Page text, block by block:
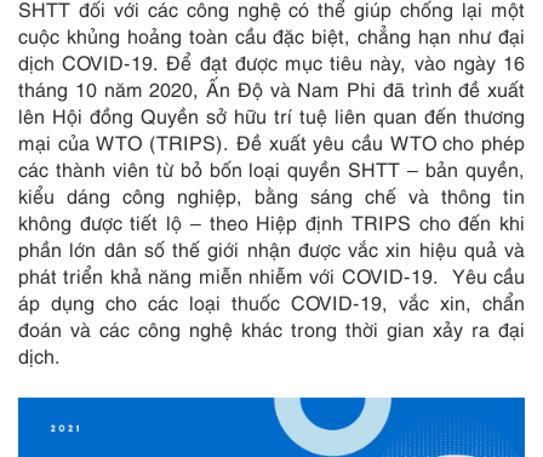
SHTT đối với các công nghệ có thể giúp chống lại một
cuộc khủng hoảng toàn cầu đặc biệt, chẳng hạn như đại
dịch COVID-19. Để đạt được mục tiêu này, vào ngày 16
tháng 10 năm 2020, Ấn Độ và Nam Phi đã trình đề xuất
lên Hội đồng Quyền sở hữu trí tuệ liên quan đến thương
mại của WTO (TRIPS). Đề xuất yêu cầu WTO cho phép
các thành viên từ bỏ bốn loại quyền SHTT – bản quyền,
kiểu dáng công nghiệp, bằng sáng chế và thông tin
không được tiết lộ – theo Hiệp định TRIPS cho đến khi
phần lớn dân số thế giới nhận được vắc xin hiệu quả và
phát triển khả năng miễn nhiễm với COVID-19. Yêu cầu
áp dụng cho các loại thuốc COVID-19, vắc xin, chẩn
đoán và các công nghệ khác trong thời gian xảy ra đại
dịch.